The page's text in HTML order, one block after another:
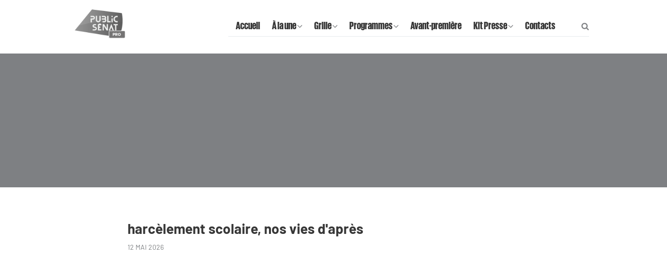
Accueil À la une Grille Programmes Avant-première Kit Presse Contacts
harcèlement scolaire, nos vies d'après
12 MAI 2026